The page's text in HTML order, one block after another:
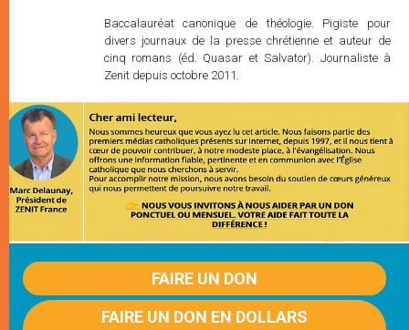
Baccalauréat canonique de théologie. Pigiste pour
divers journaux de la presse chrétienne et auteur de
cinq romans (éd. Quasar et Salvator). Journaliste à
Zenit depuis octobre 2011.
FAIRE UN DON
FAIRE UN DON EN DOLLARS